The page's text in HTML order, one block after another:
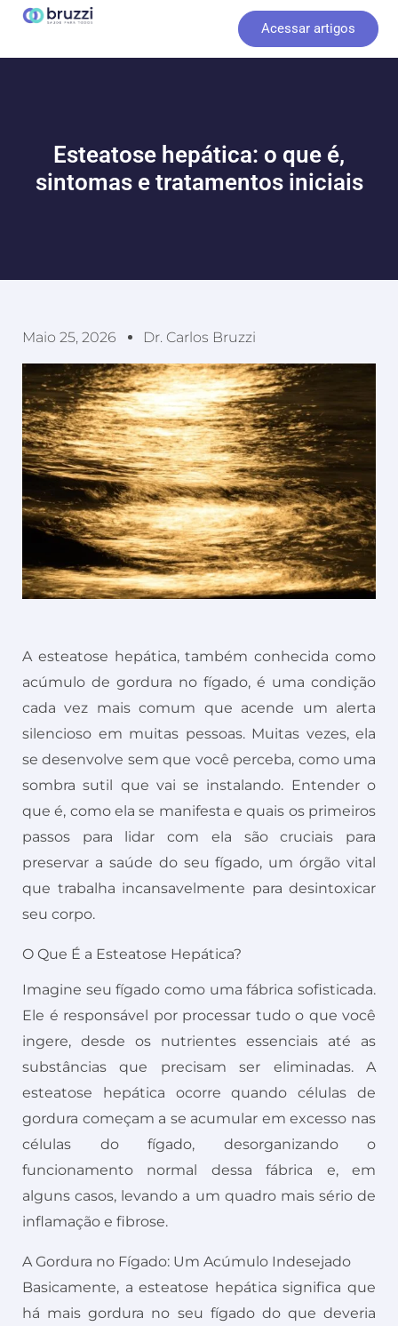
o
Acessar artigos
Esteatose hepática: o que é,
sintomas e tratamentos iniciais
Maio 25, 2026 Dr. Carlos Bruzzi
A esteatose hepática, também conhecida como
acúmulo de gordura no fígado, é uma condição
cada vez mais comum que acende um alerta
silencioso em muitas pessoas. Muitas vezes, ela
se desenvolve sem que você perceba, como uma
sombra sutil que vai se instalando. Entender o
que é, como ela se manifesta e quais os primeiros
passos para lidar com ela são cruciais para
preservar a saúde do seu fígado, um órgão vital
que trabalha incansavelmente para desintoxicar
seu corpo.
O Que É a Esteatose Hepática?
Imagine seu fígado como uma fábrica sofisticada.
Ele é responsável por processar tudo o que você
ingere, desde os nutrientes essenciais até as
substâncias que precisam ser eliminadas. A
esteatose hepática ocorre quando células de
gordura começam a se acumular em excesso nas
células do fígado, desorganizando o
funcionamento normal dessa fábrica e, em
alguns casos, levando a um quadro mais sério de
inflamação e fibrose.
A Gordura no Fígado: Um Acúmulo Indesejado
Basicamente, a esteatose hepática significa que
há mais gordura no seu fígado do que deveria